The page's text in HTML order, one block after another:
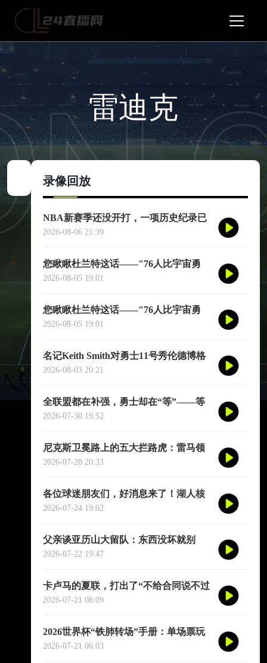
雷迪克
录像回放
NBA新赛季还没开打，一项历史纪录已
经提前诞生——英国篮球俱乐部伦敦雄
2026-08-06 21:39
您瞅瞅杜兰特这话——"76人比宇宙勇
强。"别觉得他是谦虚或者脑子进水了，
2026-08-05 19:01
您瞅瞅杜兰特这话——"76人比宇宙勇
强。"别觉得他是谦虚或者脑子进水了，
2026-08-05 19:01
名记Keith Smith对勇士11号秀伦德博格
的评价，用词非常精准。他说伦德博格
2026-08-03 20:21
全联盟都在补强，勇士却在“等”——等
库里老去的那一天
2026-07-30 19:52
尼克斯卫冕路上的五大拦路虎：雷马领
衔，76人四巨头在列
2026-07-28 20:33
各位球迷朋友们，好消息来了！湖人核
心后卫奥斯汀·里夫斯的2026中国行「紫
2026-07-24 19:02
父亲谈亚历山大留队：东西没坏就别
修，他不会被夜生活诱惑走
2026-07-22 19:47
卡卢马的夏联，打出了“不给合同说不过
去”的数据
2026-07-21 08:09
2026世界杯“铁肺转场”手册：单场票玩
家的极限跨城生存法则
2026-07-21 06:03